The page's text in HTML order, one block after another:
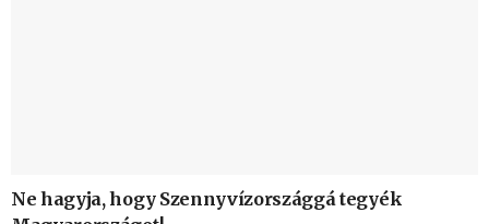
Ne hagyja, hogy Szennyvízországgá tegyék